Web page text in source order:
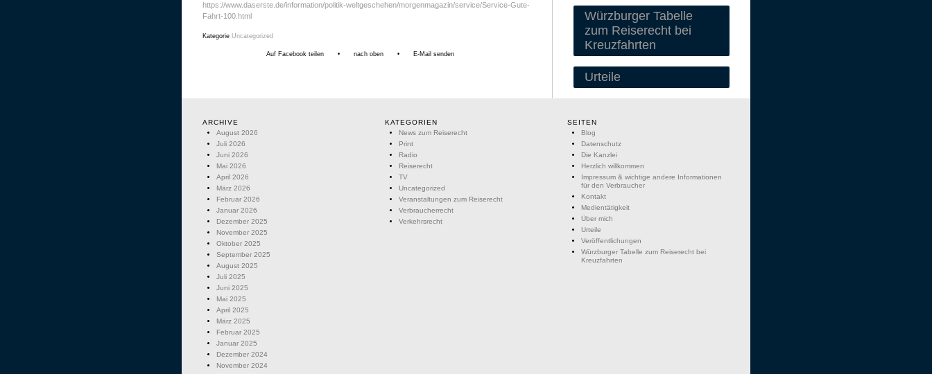
https://www.daserste.de/information/politik-weltgeschehen/morgenmagazin/service/Service-Gute-
Fahrt-100.html
Kategorie Uncategorized
Auf Facebook teilen • nach oben • E-Mail senden
Würzburger Tabelle
zum Reiserecht bei
Kreuzfahrten
Urteile
ARCHIVE
August 2026
Juli 2026
Juni 2026
Mai 2026
April 2026
März 2026
Februar 2026
Januar 2026
Dezember 2025
November 2025
Oktober 2025
September 2025
August 2025
Juli 2025
Juni 2025
Mai 2025
April 2025
März 2025
Februar 2025
Januar 2025
Dezember 2024
November 2024
KATEGORIEN
News zum Reiserecht
Print
Radio
Reiserecht
TV
Uncategorized
Veranstaltungen zum Reiserecht
Verbraucherrecht
Verkehrsrecht
SEITEN
Blog
Datenschutz
Die Kanzlei
Herzlich willkommen
Impressum & wichtige andere Informationen
für den Verbraucher
Kontakt
Medientätigkeit
Über mich
Urteile
Veröffentlichungen
Würzburger Tabelle zum Reiserecht bei
Kreuzfahrten